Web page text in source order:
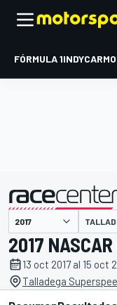
FÓRMULA 1INDYCAR
presentado por
2017
13 oct 2017 al 15 oct
Talladega